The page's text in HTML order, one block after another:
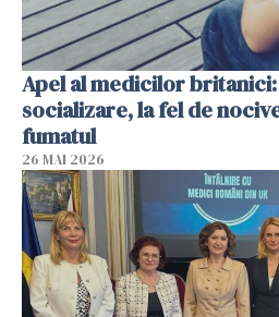
Apel al medicilor
socializare, la fel de
fumatul
26 MAI 2026